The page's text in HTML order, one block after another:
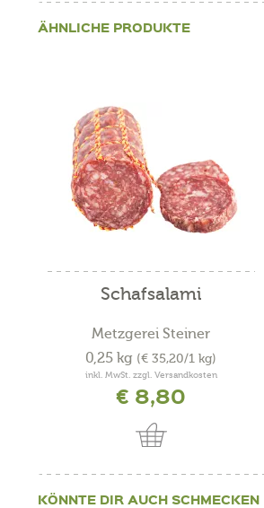
ÄHNLICHE PRODUKTE
Schafsalami
Metzgerei Steiner
0,25 kg (€ 35,20/1 kg)
inkl. MwSt. zzgl. Versandkosten
€ 8,80
KÖNNTE DIR AUCH SCHMECKEN